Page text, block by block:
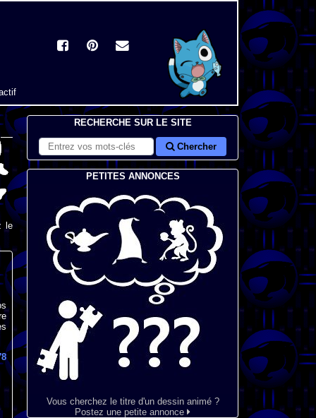
le
RECHERCHE SUR LE SITE
Chercher
PETITES ANNONCES
Vous cherchez le titre d'un dessin animé ?
Postez une petite annonce